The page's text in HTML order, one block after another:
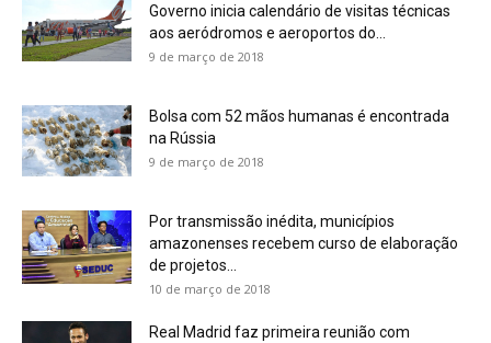
Governo inicia calendário de visitas técnicas
aos aeródromos e aeroportos do...
9 de março de 2018
Bolsa com 52 mãos humanas é encontrada
na Rússia
9 de março de 2018
Por transmissão inédita, municípios
amazonenses recebem curso de elaboração
de projetos...
10 de março de 2018
Real Madrid faz primeira reunião com